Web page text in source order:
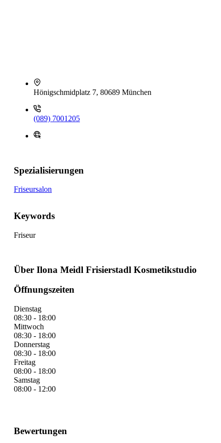
Hönigschmidplatz 7, 80689 München
(089) 7001205
Spezialisierungen
Friseursalon
Keywords
Friseur
Über Ilona Meidl Frisierstadl Kosmetikstudio
Öffnungszeiten
Dienstag
08:30 - 18:00
Mittwoch
08:30 - 18:00
Donnerstag
08:30 - 18:00
Freitag
08:00 - 18:00
Samstag
08:00 - 12:00
Bewertungen